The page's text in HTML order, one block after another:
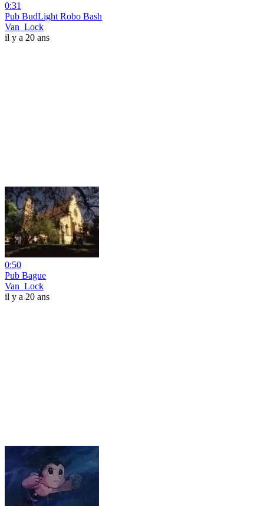
0:31
Pub BudLight Robo Bash
Van_Lock
il y a 20 ans
0:50
Pub Bague
Van_Lock
il y a 20 ans